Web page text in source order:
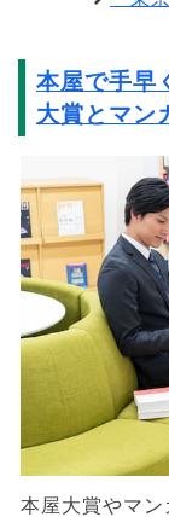
本屋で手早
大賞とマン
本屋大賞やマ